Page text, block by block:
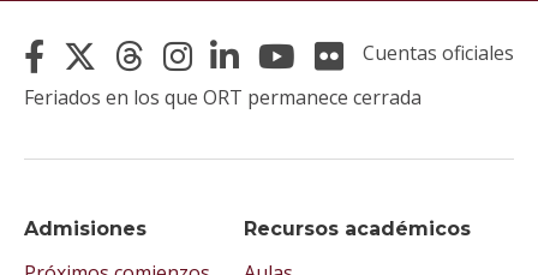
Admisiones Recursos académicos
Cuentas oficiales
Feriados en los que ORT permanece cerrada